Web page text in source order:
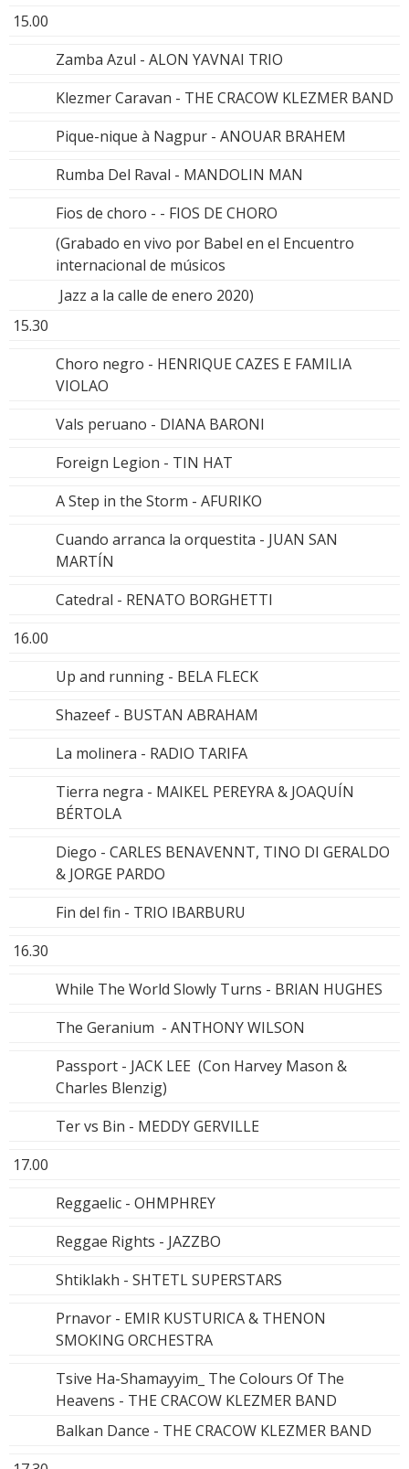
15.00
Zamba Azul - ALON YAVNAI TRIO
Klezmer Caravan - THE CRACOW KLEZMER BAND
Pique-nique à Nagpur - ANOUAR BRAHEM
Rumba Del Raval - MANDOLIN MAN
Fios de choro - - FIOS DE CHORO
(Grabado en vivo por Babel en el Encuentro
internacional de músicos
Jazz a la calle de enero 2020)
15.30
Choro negro - HENRIQUE CAZES E FAMILIA
VIOLAO
Vals peruano - DIANA BARONI
Foreign Legion - TIN HAT
A Step in the Storm - AFURIKO
Cuando arranca la orquestita - JUAN SAN
MARTÍN
Catedral - RENATO BORGHETTI
16.00
Up and running - BELA FLECK
Shazeef - BUSTAN ABRAHAM
La molinera - RADIO TARIFA
Tierra negra - MAIKEL PEREYRA & JOAQUÍN
BÉRTOLA
Diego - CARLES BENAVENNT, TINO DI GERALDO
& JORGE PARDO
Fin del fin - TRIO IBARBURU
16.30
While The World Slowly Turns - BRIAN HUGHES
The Geranium - ANTHONY WILSON
Passport - JACK LEE (Con Harvey Mason &
Charles Blenzig)
Ter vs Bin - MEDDY GERVILLE
17.00
Reggaelic - OHMPHREY
Reggae Rights - JAZZBO
Shtiklakh - SHTETL SUPERSTARS
Prnavor - EMIR KUSTURICA & THENON
SMOKING ORCHESTRA
Tsive Ha-Shamayyim_ The Colours Of The
Heavens - THE CRACOW KLEZMER BAND
Balkan Dance - THE CRACOW KLEZMER BAND